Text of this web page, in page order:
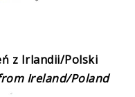
z Irlandii/Polski
Ireland/Poland